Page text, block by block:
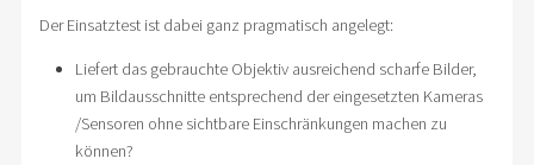
Der Einsatztest ist dabei ganz pragmatisch angelegt:
Liefert das gebrauchte Objektiv ausreichend scharfe Bilder,
um Bildausschnitte entsprechend der eingesetzten Kameras
/Sensoren ohne sichtbare Einschränkungen machen zu
können?